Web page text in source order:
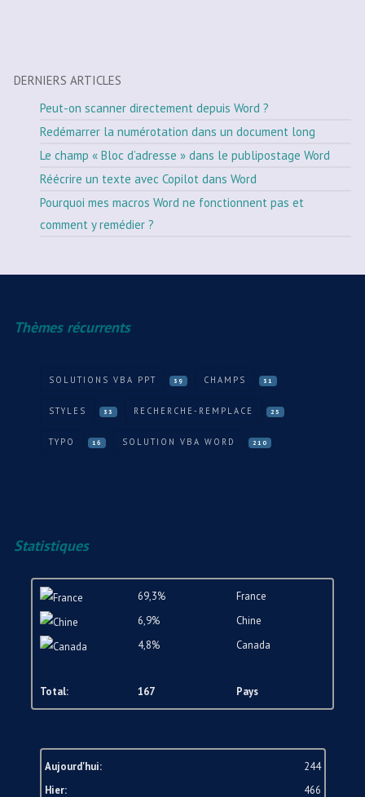
DERNIERS ARTICLES
Peut-on scanner directement depuis Word ?
Redémarrer la numérotation dans un document long
Le champ « Bloc d’adresse » dans le publipostage Word
Réécrire un texte avec Copilot dans Word
Pourquoi mes macros Word ne fonctionnent pas et
comment y remédier ?
Thèmes récurrents
SOLUTIONS VBA PPT 39 CHAMPS 31
STYLES 33 RECHERCHE-REMPLACE 25
TYPO 16 SOLUTION VBA WORD 210
Statistiques
69,3%
France
6,9%
Chine
4,8%
Canada
Total: 167 Pays
Aujourd'hui:
244
Hier:
466